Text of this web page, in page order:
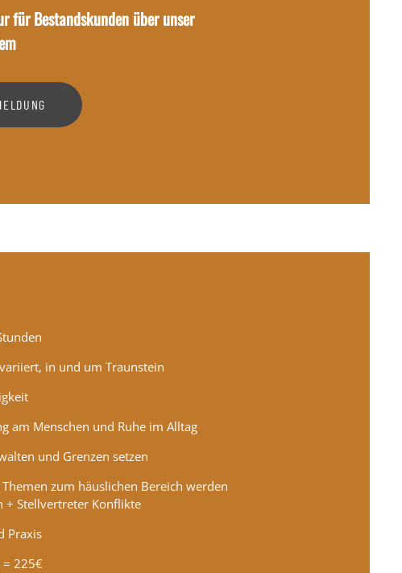
für Bestandskunden über unser
in und um Traunstein
am Menschen und Ruhe im Alltag
und Grenzen setzen
zum häuslichen Bereich werden
+ Stellvertreter Konflikte
Praxis
= 225€